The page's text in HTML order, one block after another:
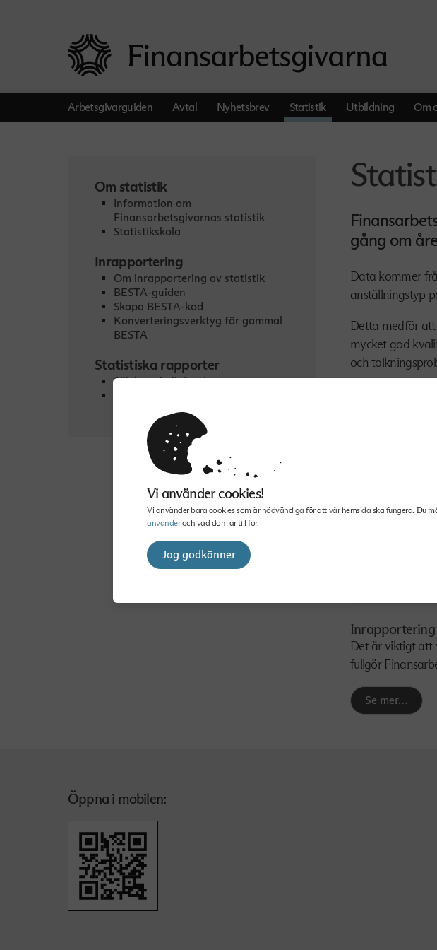
Vi använder cookies!
Vi använder bara cookies som är nödvändiga för att vår hemsida ska fungera. Du
använderoch vad dom är till för.
Jag godkänner
Arbetsgivarguiden Avtal Nyhetsbrev Statistik Utbildning Om
Om statistik
Information om
Finansarbetsgivarnas statistik
Statistikskola
Inrapportering
Om inrapportering av statistik
BESTA-guiden
Skapa BESTA-kod
Konverteringsverktyg för gammal
BESTA
Statistiska rapporter
Sök i statistikdatabasen
gång om
Data kommer
anställningstyp
Detta medför att
mycket god
och
sig att för
Generellt när
presenteras av
Inrapportering
Det är viktigt att
fullgör
Se mer…
Öppna i mobilen: